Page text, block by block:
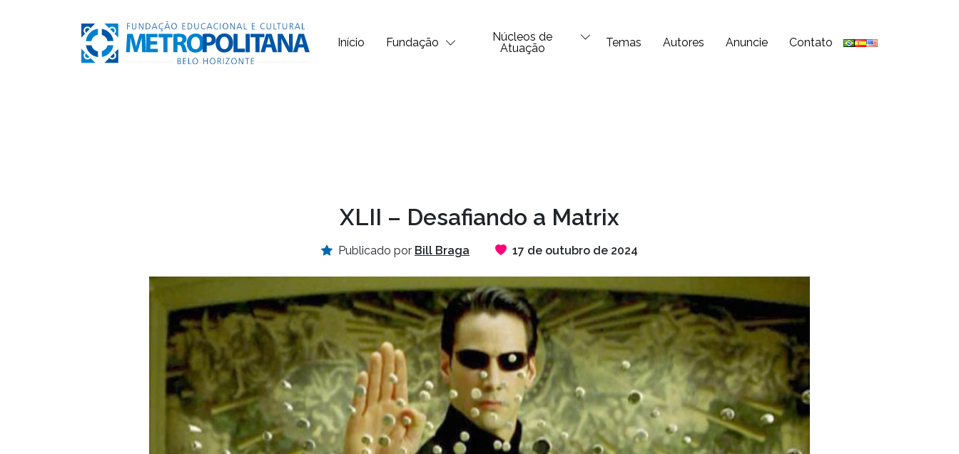
Início Fundação
Núcleos de
Atuação
Temas Autores Anuncie Contato
XLII – Desafiando a Matrix
Publicado por Bill Braga 17 de outubro de 2024